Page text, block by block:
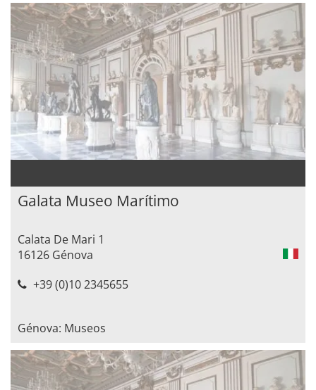
Galata Museo Marítimo
Calata De Mari 1
16126 Génova
+39 (0)10 2345655
Génova: Museos